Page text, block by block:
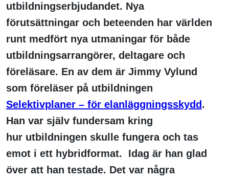
utbildningserbjudandet. Nya
förutsättningar och beteenden har världen
runt medfört nya utmaningar för både
utbildningsarrangörer, deltagare och
föreläsare. En av dem är Jimmy Vylund
som föreläser på utbildningen
Selektivplaner – för elanläggningsskydd.
Han var själv fundersam kring
hur utbildningen skulle fungera och tas
emot i ett hybridformat. Idag är han glad
över att han testade. Det var några